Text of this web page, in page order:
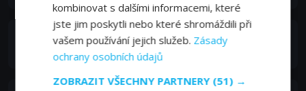
Greg Romero Wilson
Arno Blount
kombinovat s dalšími informacemi, které
jste jim poskytli nebo které shromáždili při
vašem používání jejich služeb. Zásady
ochrany osobních údajů
ZOBRAZIT VŠECHNY PARTNERY (51) →